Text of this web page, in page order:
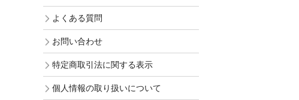
よくある質問
お問い合わせ
特定商取引法に関する表示
個人情報の取り扱いについて